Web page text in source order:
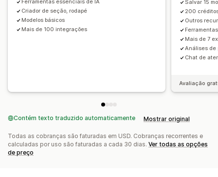
Importação e exportação
Páginas de rascunho
Seções globais
Localização
Auditorias
Produtos frequentemente comprados juntos
Pacotes
Intervalos de quantidade
Recomendações de IA
Desempenho do funil
Ferramentas essenciais de IA
Criador de seção, rodapé
Modelos básicos
Mais de 100 integrações
Salvar 15
200
Outros
Mais de 7
Análises de
Chat de
Avaliação
Contém texto traduzido automaticamente Mostrar original
Todas as cobranças são faturadas em USD. Cobranças recorrentes e
calculadas por uso são faturadas a cada 30 dias. Ver todas as opções
de preço